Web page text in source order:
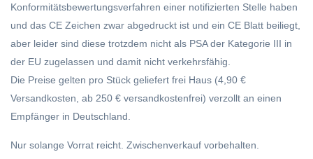
Konformitätsbewertungsverfahren einer notifizierten Stelle haben
und das CE Zeichen zwar abgedruckt ist und ein CE Blatt beiliegt,
aber leider sind diese trotzdem nicht als PSA der Kategorie III in
der EU zugelassen und damit nicht verkehrsfähig.
Die Preise gelten pro Stück geliefert frei Haus (4,90 €
Versandkosten, ab 250 € versandkostenfrei) verzollt an einen
Empfänger in Deutschland.
Nur solange Vorrat reicht. Zwischenverkauf vorbehalten.